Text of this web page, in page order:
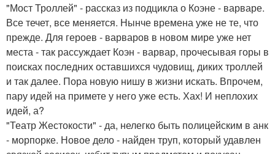
"Мост Троллей" - рассказ из подцикла о Коэне - варваре.
Все течет, все меняется. Нынче времена уже не те, что
прежде. Для героев - варваров в новом мире уже нет
места - так рассуждает Коэн - варвар, прочесывая горы в
поисках последних оставшихся чудовищ, диких троллей
и так далее. Пора новую нишу в жизни искать. Впрочем,
пару идей на примете у него уже есть. Хах! И неплохих
идей, а?
"Театр Жестокости" - да, нелегко быть полицейским в анк
- морпорке. Новое дело - найден труп, который удавлен